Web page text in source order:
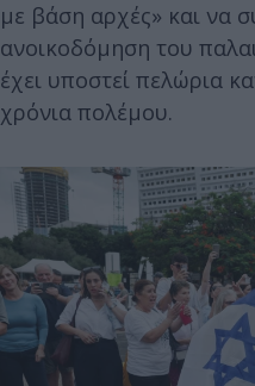
με βάση αρχές» και να
ανοικοδόμηση του
έχει υποστεί πελώρια
χρόνια πολέμου.